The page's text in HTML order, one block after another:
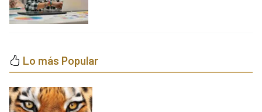
Lo más Popular